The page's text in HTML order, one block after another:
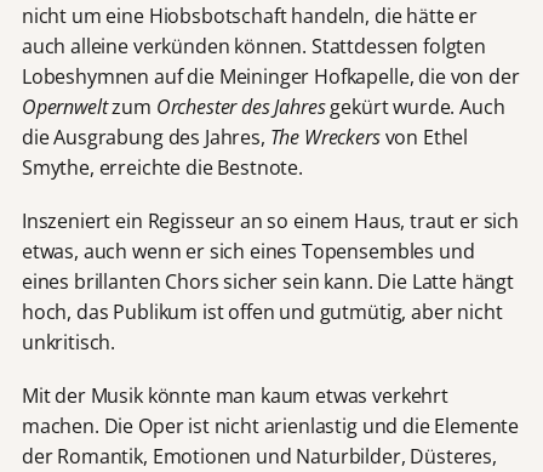
nicht um eine Hiobsbotschaft handeln, die hätte er
auch alleine verkünden können. Stattdessen folgten
Lobeshymnen auf die Meininger Hofkapelle, die von der
Opernweltzum Orchester des Jahresgekürt wurde. Auch
die Ausgrabung des Jahres, The Wreckersvon Ethel
Smythe, erreichte die Bestnote.
Inszeniert ein Regisseur an so einem Haus, traut er sich
etwas, auch wenn er sich eines Topensembles und
eines brillanten Chors sicher sein kann. Die Latte hängt
hoch, das Publikum ist offen und gutmütig, aber nicht
unkritisch.
Mit der Musik könnte man kaum etwas verkehrt
machen. Die Oper ist nicht arienlastig und die Elemente
der Romantik, Emotionen und Naturbilder, Düsteres,